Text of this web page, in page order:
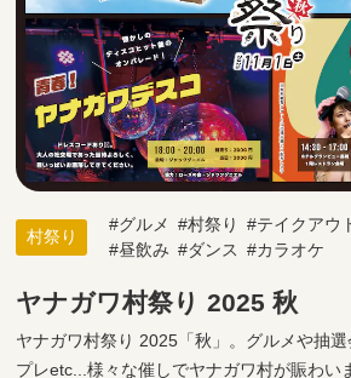
村祭り
グルメ 村祭り テイクアウ
昼飲み
ダンス カラオケ
ヤナガワ村祭り 2025 秋
ヤナガワ村祭り 2025「秋」。グルメや抽
プレetc...様々な催しでヤナガワ村が賑わい